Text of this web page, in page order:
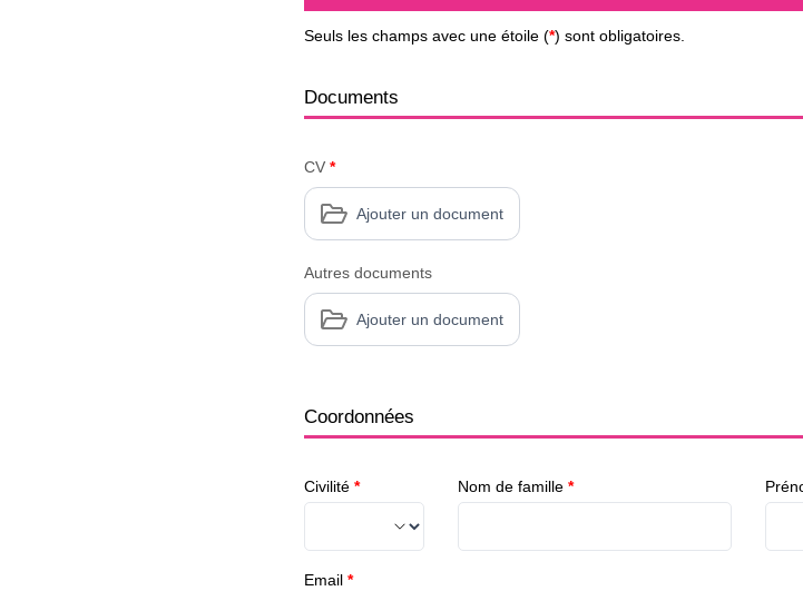
Seuls les champs avec une étoile (*) sont obligatoires.
Documents
CV *
Ajouter un document
Autres documents
Ajouter un document
Coordonnées
Civilité * Nom de famille *
Email *